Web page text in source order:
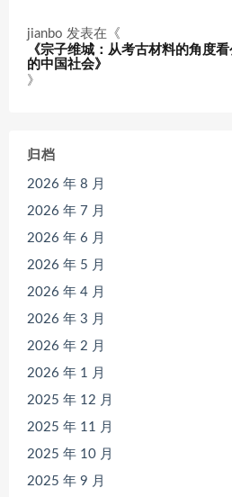
jianbo 发表在《
《宗子维城：从考古材料的角度
的中国社会》
》
归档
2026 年 8 月
2026 年 7 月
2026 年 6 月
2026 年 5 月
2026 年 4 月
2026 年 3 月
2026 年 2 月
2026 年 1 月
2025 年 12 月
2025 年 11 月
2025 年 10 月
2025 年 9 月